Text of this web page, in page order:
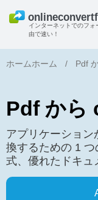
インターネットでのフォ
由で速い！
ホームホーム / Pdf
Pdf から
アプリケーション
換するための 1
式、優れたドキュ